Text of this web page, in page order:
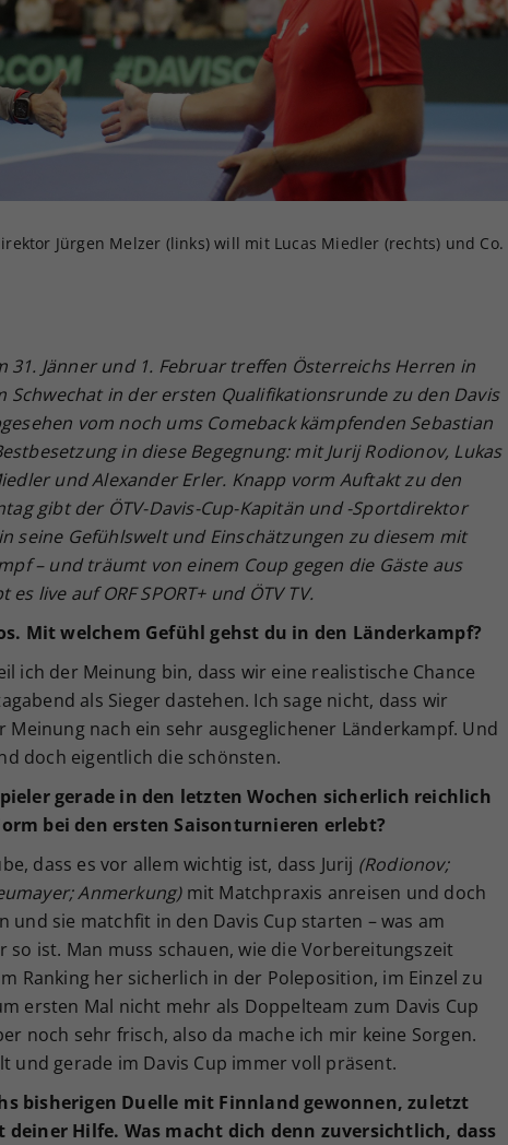
Jürgen Melzer (links) will mit Lucas Miedler (rechts) und Co.
31. Jänner und 1. Februar treffen Österreichs Herren in
Schwechat in der ersten Qualifikationsrunde zu den Davis
vom noch ums Comeback kämpfenden Sebastian
in diese Begegnung: mit Jurij Rodionov, Lukas
und Alexander Erler. Knapp vorm Auftakt zu den
gibt der ÖTV-Davis-Cup-Kapitän und -Sportdirektor
seine Gefühlswelt und Einschätzungen zu diesem mit
– und träumt von einem Coup gegen die Gäste aus
live auf ORF SPORT+ und ÖTV TV.
Mit welchem Gefühl gehst du in den Länderkampf?
ich der Meinung bin, dass wir eine realistische Chance
als Sieger dastehen. Ich sage nicht, dass wir
Meinung nach ein sehr ausgeglichener Länderkampf. Und
doch eigentlich die schönsten.
gerade in den letzten Wochen sicherlich reichlich
bei den ersten Saisonturnieren erlebt?
dass es vor allem wichtig ist, dass Jurij (Rodionov;
Anmerkung)mit Matchpraxis anreisen und doch
und sie matchfit in den Davis Cup starten – was am
so ist. Man muss schauen, wie die Vorbereitungszeit
Ranking her sicherlich in der Poleposition, im Einzel zu
ersten Mal nicht mehr als Doppelteam zum Davis Cup
noch sehr frisch, also da mache ich mir keine Sorgen.
und gerade im Davis Cup immer voll präsent.
bisherigen Duelle mit Finnland gewonnen, zuletzt
deiner Hilfe. Was macht dich denn zuversichtlich, dass
Ihrer vorgenommen Einstellungen, falls der
Webseiten-Betreiber dies eingestellt hat.